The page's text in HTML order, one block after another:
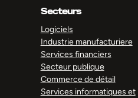
Secteurs
Logiciels
Industrie manufacturiere
Services financiers
Secteur publique
Commerce de détail
Services informatiques et